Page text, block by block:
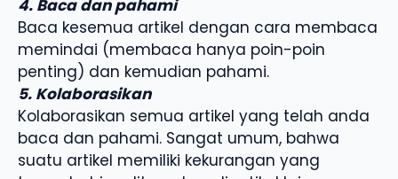
4. Baca dan pahami
Baca kesemua artikel dengan cara membaca
memindai (membaca hanya poin-poin
penting) dan kemudian pahami.
5. Kolaborasikan
Kolaborasikan semua artikel yang telah anda
baca dan pahami. Sangat umum, bahwa
suatu artikel memiliki kekurangan yang